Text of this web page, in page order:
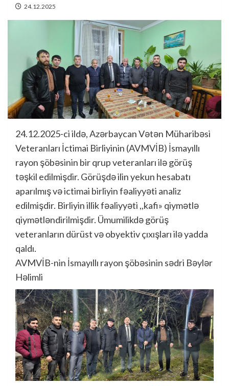
24.12.2025
24.12.2025-ci ildə, Azərbaycan Vətən Müharibəsi
Veteranları İctimai Birliyinin (AVMVİB) İsmayıllı
rayon şöbəsinin bir qrup veteranları ilə görüş
təşkil edilmişdir. Görüşdə ilin yekun hesabatı
aparılmış və ictimai birliyin fəaliyyəti analiz
edilmişdir. Birliyin illik fəaliyyəti ,,kafi» qiymətlə
qiymətləndirilmişdir. Ümumilikdə görüş
veteranların dürüst və obyektiv çıxışları ilə yadda
qaldı.
AVMVİB-nin İsmayıllı rayon şöbəsinin sədri Bəylər
Həlimli